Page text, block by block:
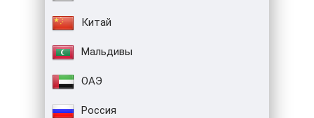
Китай
Мальдивы
ОАЭ
Россия